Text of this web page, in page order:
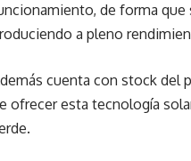
de forma que
a pleno
cuenta con stock del
ofrecer esta tecnología